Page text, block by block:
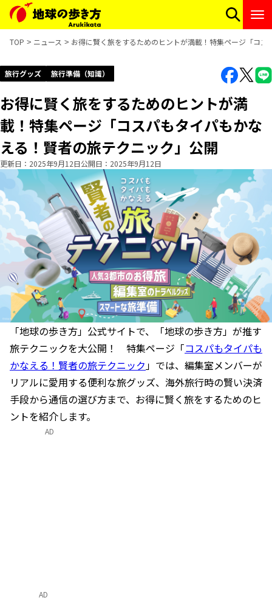
TOP ニュース お得に賢く旅をするためのヒントが満載！特集ページ「コ
旅行グッズ 旅行準備（知識）
お得に賢く旅をするためのヒントが満
載！特集ページ「コスパもタイパもかな
える！賢者の旅テクニック」公開
更新日 2025年9月12日公開日 2025年9月12日
「地球の歩き方」公式サイトで、「地球の歩き方」が推す
旅テクニックを大公開！ 特集ページ「コスパもタイパも
かなえる！賢者の旅テクニック」では、編集室メンバーが
リアルに愛用する便利な旅グッズ、海外旅行時の賢い決済
手段から通信の選び方まで、お得に賢く旅をするためのヒ
ントを紹介します。
AD
AD